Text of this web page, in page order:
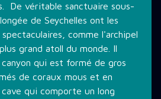
De véritable sanctuaire sous-
de Seychelles ont les
comme l'archipel
grand atoll du monde. Il
qui est formé de gros
de coraux mous et en
qui comporte un long